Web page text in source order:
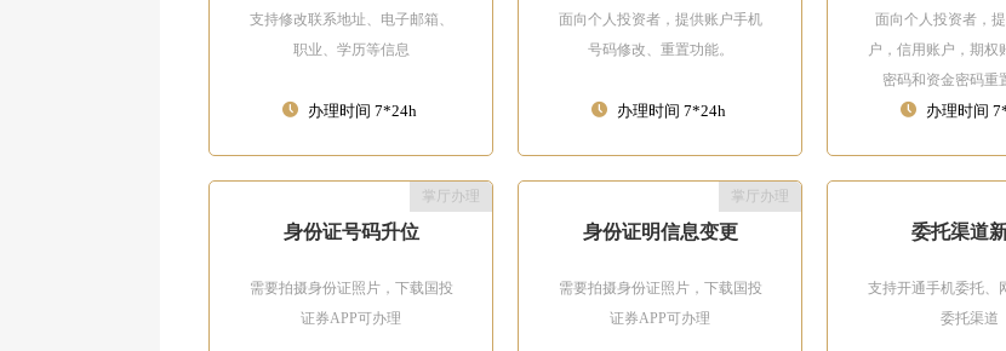
支持修改联系地址、电子邮箱、
职业、学历等信息
办理时间 7*24h
面向个人投资者，提供账户手机
号码修改、重置功能。
办理时间 7*24h
面向个人投资者，
户，信用账户，期权
密码和资金密码重
办理时间
身份证号码升位
掌厅办理
需要拍摄身份证照片，下载国投
证券APP可办理
身份证明信息变更
掌厅办理
需要拍摄身份证照片，下载国投
证券APP可办理
委托渠道
支持开通手机委托、
委托渠道